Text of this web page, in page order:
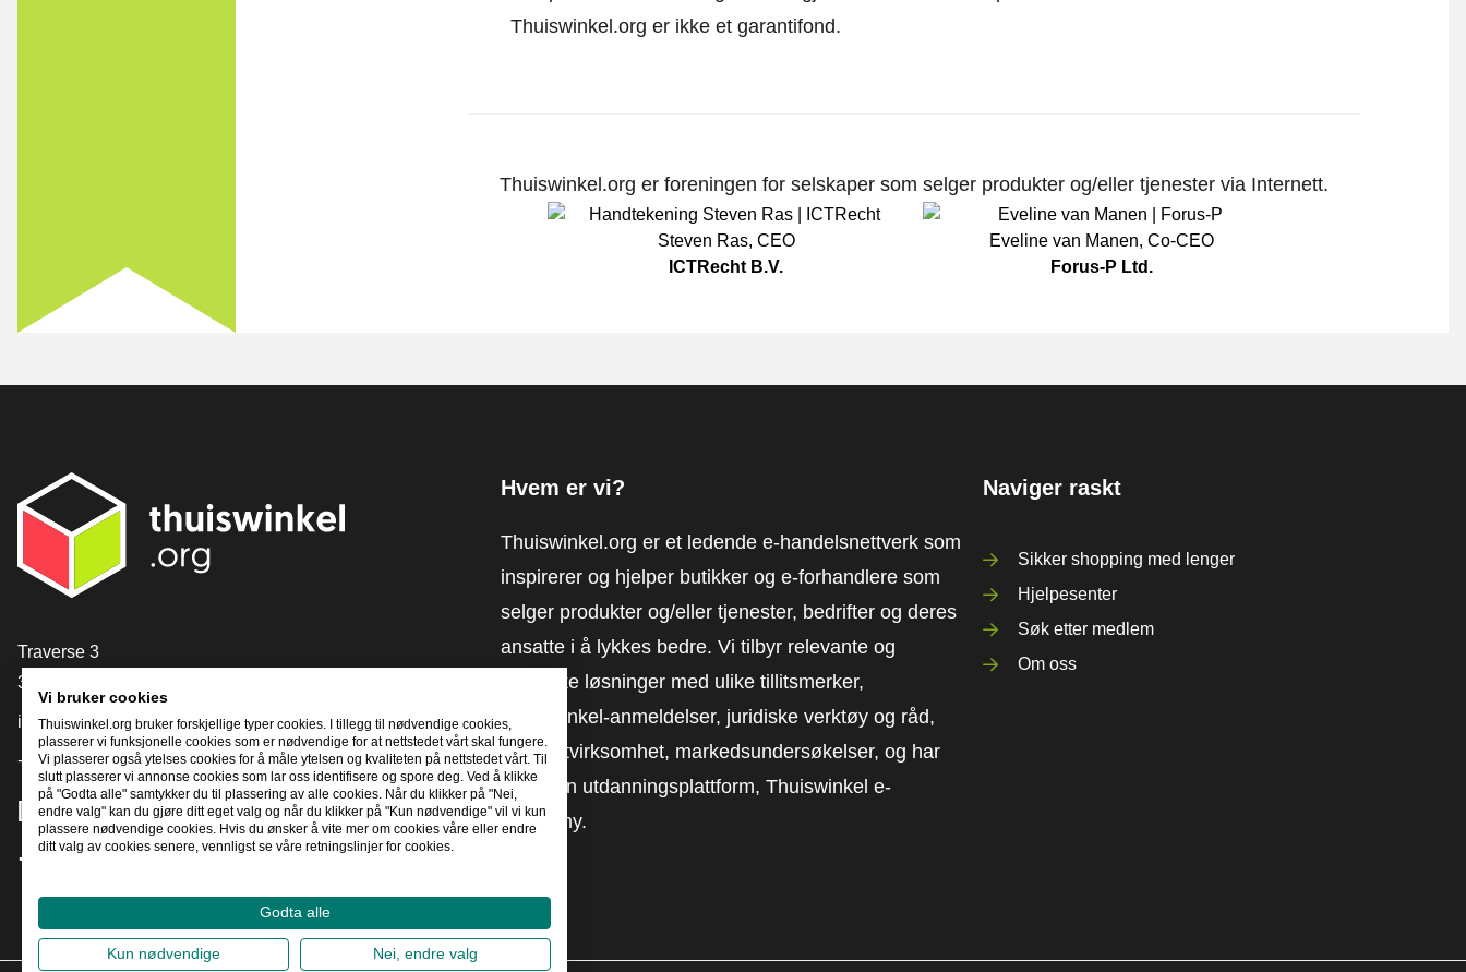
Thuiswinkel.org er ikke et garantifond.
Thuiswinkel.org er foreningen for selskaper som selger produkter og/eller tjenester via Internett.
Steven Ras, CEO
ICTRecht B.V.
Eveline van Manen, Co-CEO
Forus-P Ltd.
[_General:Contact]
Traverse 3
3905 NL Veenendaal
info@thuiswinkel.org
+31 (0)318 64 85 75
[_General:SocialMediaTitle]
Hvem er vi?
Thuiswinkel.org er et ledende e-handelsnettverk som
inspirerer og hjelper butikker og e-forhandlere som
selger produkter og/eller tjenester, bedrifter og deres
ansatte i å lykkes bedre. Vi tilbyr relevante og
praktiske løsninger med ulike tillitsmerker,
Thuiswinkel-anmeldelser, juridiske verktøy og råd,
advokatvirksomhet, markedsundersøkelser, og har
vår egen utdanningsplattform, Thuiswinkel e-
Academy.
Naviger raskt
Sikker shopping med lenger
Hjelpesenter
Søk etter medlem
Om oss
Vi bruker cookies
Thuiswinkel.org bruker forskjellige typer cookies. I tillegg til nødvendige cookies,
plasserer vi funksjonelle cookies som er nødvendige for at nettstedet vårt skal fungere.
Vi plasserer også ytelses cookies for å måle ytelsen og kvaliteten på nettstedet vårt. Til
slutt plasserer vi annonse cookies som lar oss identifisere og spore deg. Ved å klikke
på "Godta alle" samtykker du til plassering av alle cookies. Når du klikker på "Nei,
endre valg" kan du gjøre ditt eget valg og når du klikker på "Kun nødvendige" vil vi kun
plassere nødvendige cookies. Hvis du ønsker å vite mer om cookies våre eller endre
ditt valg av cookies senere, vennligst se våre retningslinjer for cookies.
Godta alle
Kun nødvendige Nei, endre valg